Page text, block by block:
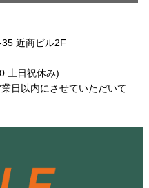
近商ビル2F
土日祝休み)
日以内にさせていただいて